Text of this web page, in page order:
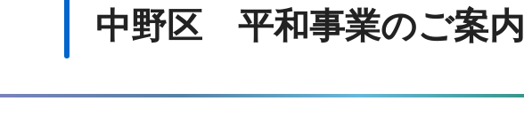
中野区 平和事業のご案内